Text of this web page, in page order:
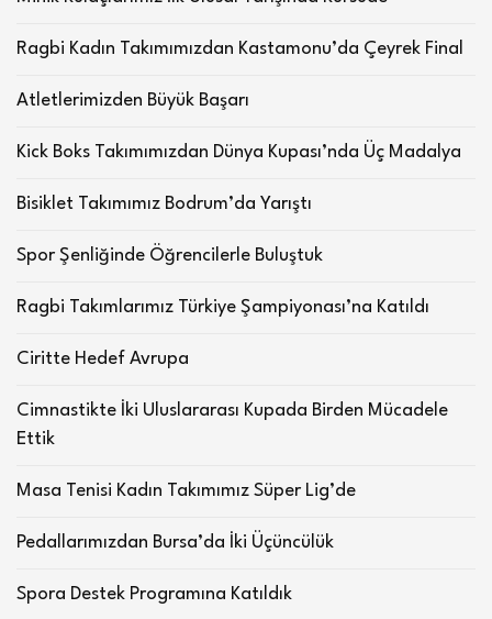
Ragbi Kadın Takımımızdan Kastamonu’da Çeyrek Final
Atletlerimizden Büyük Başarı
Kick Boks Takımımızdan Dünya Kupası’nda Üç Madalya
Bisiklet Takımımız Bodrum’da Yarıştı
Spor Şenliğinde Öğrencilerle Buluştuk
Ragbi Takımlarımız Türkiye Şampiyonası’na Katıldı
Ciritte Hedef Avrupa
Cimnastikte İki Uluslararası Kupada Birden Mücadele
Ettik
Masa Tenisi Kadın Takımımız Süper Lig’de
Pedallarımızdan Bursa’da İki Üçüncülük
Spora Destek Programına Katıldık